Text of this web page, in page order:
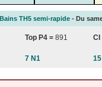
TH5 semi-rapide - Du
Top P4 = 891 CI
7 N1